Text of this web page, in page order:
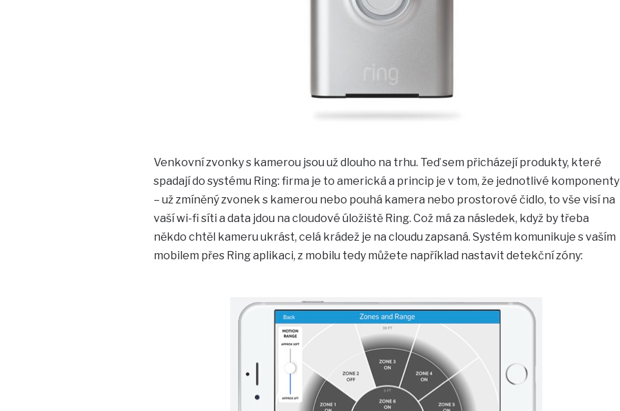
Venkovní zvonky s kamerou jsou už dlouho na trhu. Teď sem přicházejí produkty, které
spadají do systému Ring: firma je to americká a princip je v tom, že jednotlivé komponenty
– už zmíněný zvonek s kamerou nebo pouhá kamera nebo prostorové čidlo, to vše visí na
vaší wi-fi síti a data jdou na cloudové úložiště Ring. Což má za následek, když by třeba
někdo chtěl kameru ukrást, celá krádež je na cloudu zapsaná. Systém komunikuje s vaším
mobilem přes Ring aplikaci, z mobilu tedy můžete například nastavit detekční zóny: